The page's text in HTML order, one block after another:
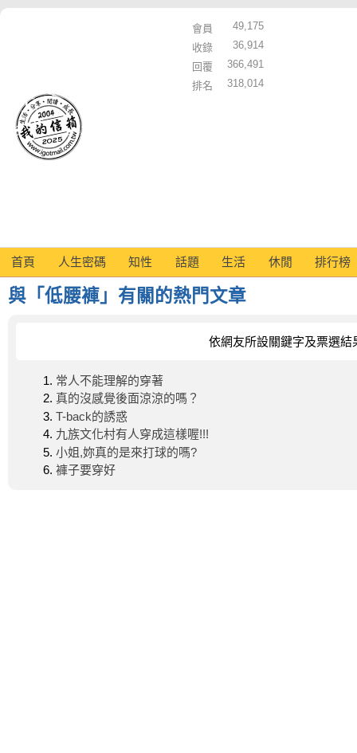
會員
49,175
收錄
36,914
回覆
366,491
排名
318,014
首頁 人生密碼 知性 話題 生活 休閒 排行榜
與「低腰褲」有關的熱門文章
依網友所設關鍵字及票選結
常人不能理解的穿著
真的沒感覺後面涼涼的嗎？
T-back的誘惑
九族文化村有人穿成這樣喔!!!
小姐,妳真的是來打球的嗎?
褲子要穿好